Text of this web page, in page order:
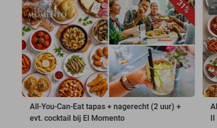
31%
All-You-Can-Eat tapas + nagerecht (2 uur) +
evt. cocktail bij El Momento
Il